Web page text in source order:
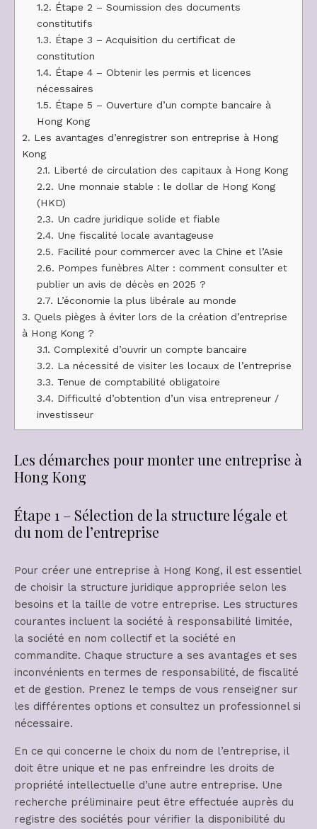
1.2. Étape 2 – Soumission des documents
constitutifs
1.3. Étape 3 – Acquisition du certificat de
constitution
1.4. Étape 4 – Obtenir les permis et licences
nécessaires
1.5. Étape 5 – Ouverture d’un compte bancaire à
Hong Kong
2. Les avantages d’enregistrer son entreprise à Hong
Kong
2.1. Liberté de circulation des capitaux à Hong Kong
2.2. Une monnaie stable : le dollar de Hong Kong
(HKD)
2.3. Un cadre juridique solide et fiable
2.4. Une fiscalité locale avantageuse
2.5. Facilité pour commercer avec la Chine et l’Asie
2.6. Pompes funèbres Alter : comment consulter et
publier un avis de décès en 2025 ?
2.7. L’économie la plus libérale au monde
3. Quels pièges à éviter lors de la création d’entreprise
à Hong Kong ?
3.1. Complexité d’ouvrir un compte bancaire
3.2. La nécessité de visiter les locaux de l’entreprise
3.3. Tenue de comptabilité obligatoire
3.4. Difficulté d’obtention d’un visa entrepreneur /
investisseur
Les démarches pour monter une entreprise à
Hong Kong
Étape 1 – Sélection de la structure légale et
du nom de l’entreprise
Pour créer une entreprise à Hong Kong, il est essentiel
de choisir la structure juridique appropriée selon les
besoins et la taille de votre entreprise. Les structures
courantes incluent la société à responsabilité limitée,
la société en nom collectif et la société en
commandite. Chaque structure a ses avantages et ses
inconvénients en termes de responsabilité, de fiscalité
et de gestion. Prenez le temps de vous renseigner sur
les différentes options et consultez un professionnel si
nécessaire.
En ce qui concerne le choix du nom de l’entreprise, il
doit être unique et ne pas enfreindre les droits de
propriété intellectuelle d’une autre entreprise. Une
recherche préliminaire peut être effectuée auprès du
registre des sociétés pour vérifier la disponibilité du